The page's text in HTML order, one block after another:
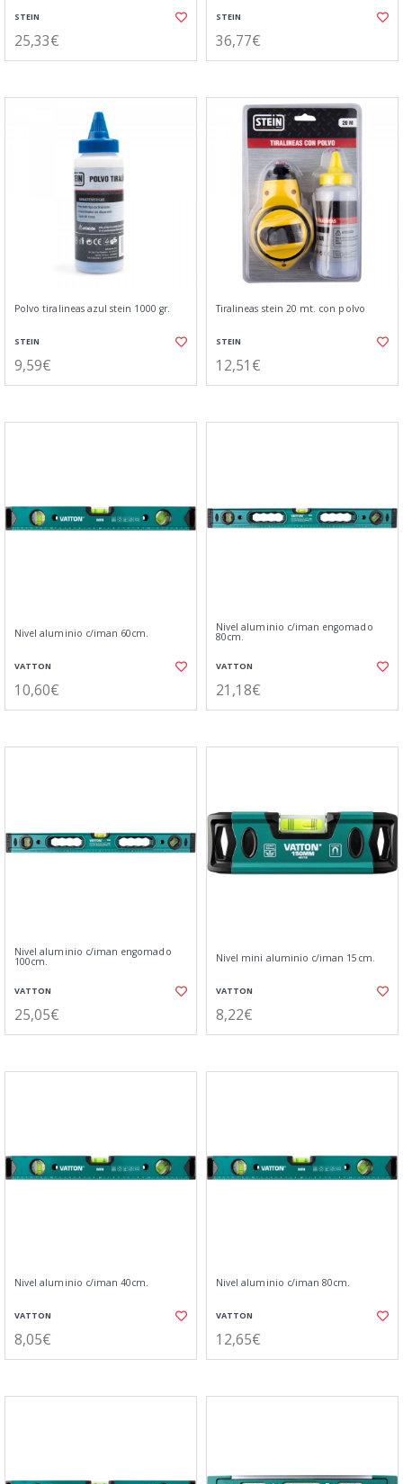
STEIN
25,33€
STEIN
36,77€
Polvo tiralineas azul stein 1000 gr.
STEIN
9,59€
Tiralineas stein 20 mt. con polvo
STEIN
12,51€
Nivel aluminio c/iman 60cm.
VATTON
10,60€
Nivel aluminio c/iman engomado
80cm.
VATTON
21,18€
Nivel aluminio c/iman engomado
100cm.
VATTON
25,05€
Nivel mini aluminio c/iman 15cm.
VATTON
8,22€
Nivel aluminio c/iman 40cm.
VATTON
8,05€
Nivel aluminio c/iman 80cm.
VATTON
12,65€